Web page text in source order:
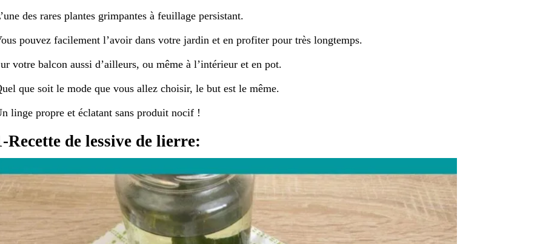
des rares plantes grimpantes à feuillage persistant.
pouvez facilement l’avoir dans votre jardin et en profiter pour très longtemps.
votre balcon aussi d’ailleurs, ou même à l’intérieur et en pot.
que soit le mode que vous allez choisir, le but est le même.
linge propre et éclatant sans produit nocif !
Recette de lessive de lierre: